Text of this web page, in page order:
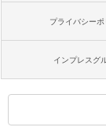
プライバシーポ
インプレスグ